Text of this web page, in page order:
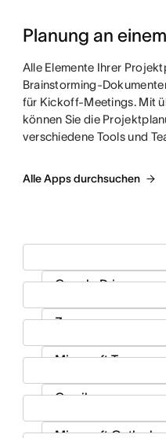
Planung an
Alle Elemente Ihrer
Brainstorming-
für Kickoff-Meetings. Mit
können Sie die
verschiedene Tools und
Alle Apps durchsuchen